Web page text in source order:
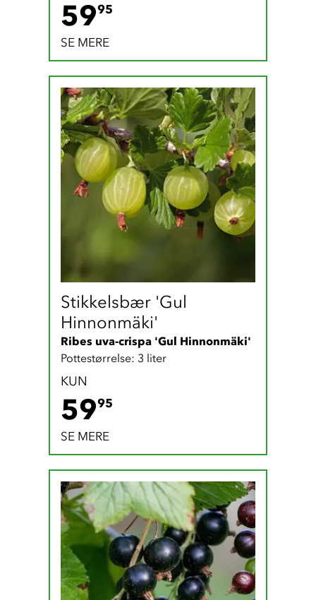
5995
SE MERE
Stikkelsbær 'Gul
Hinnonmäki'
Ribes uva-crispa 'Gul Hinnonmäki'
Pottestørrelse: 3 liter
KUN
5995
SE MERE